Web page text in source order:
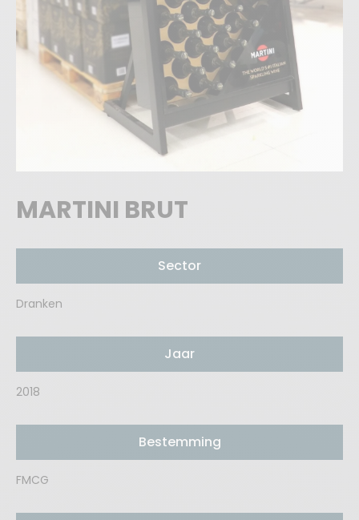
MARTINI BRUT
Sector
Dranken
Jaar
2018
Bestemming
FMCG